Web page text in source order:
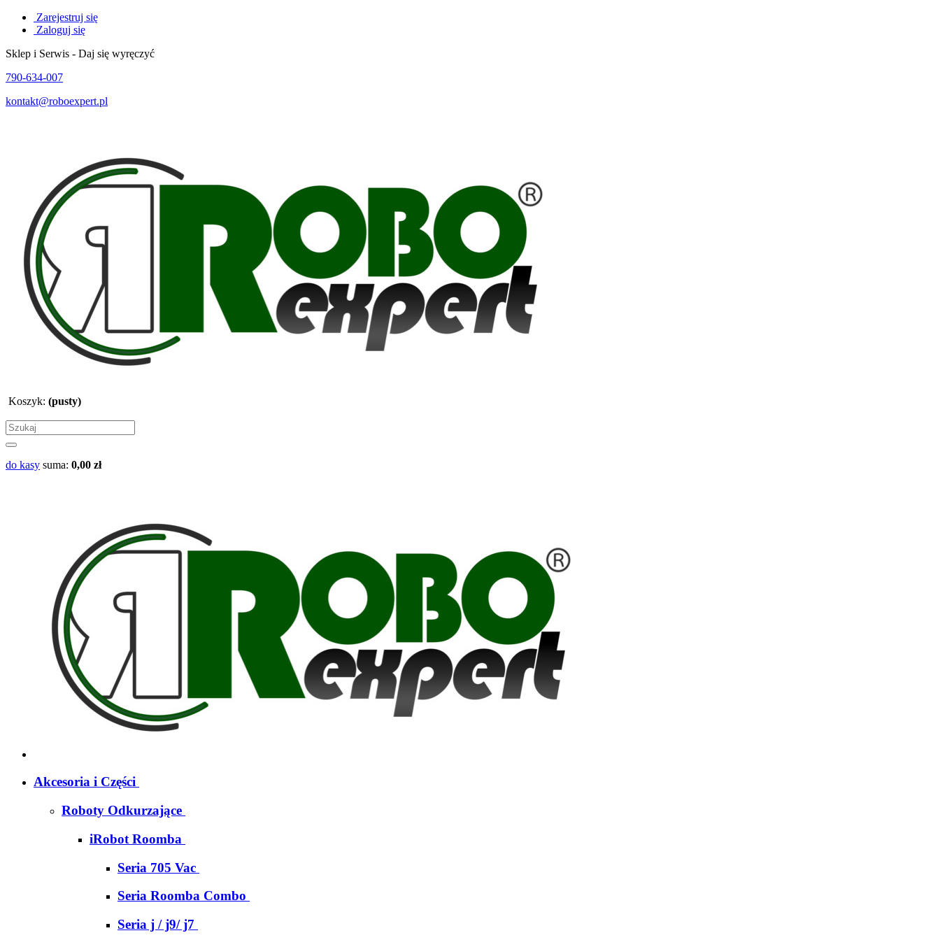
Zarejestruj się
Zaloguj się
Sklep i Serwis - Daj się wyręczyć
790-634-007
kontakt@roboexpert.pl
Koszyk: (pusty)
do kasy suma: 0,00 zł
Akcesoria i Części
Roboty Odkurzające
iRobot Roomba
Seria 705 Vac
Seria Roomba Combo
Seria j / j9/ j7